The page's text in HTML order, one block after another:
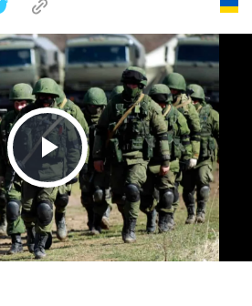
Play Video